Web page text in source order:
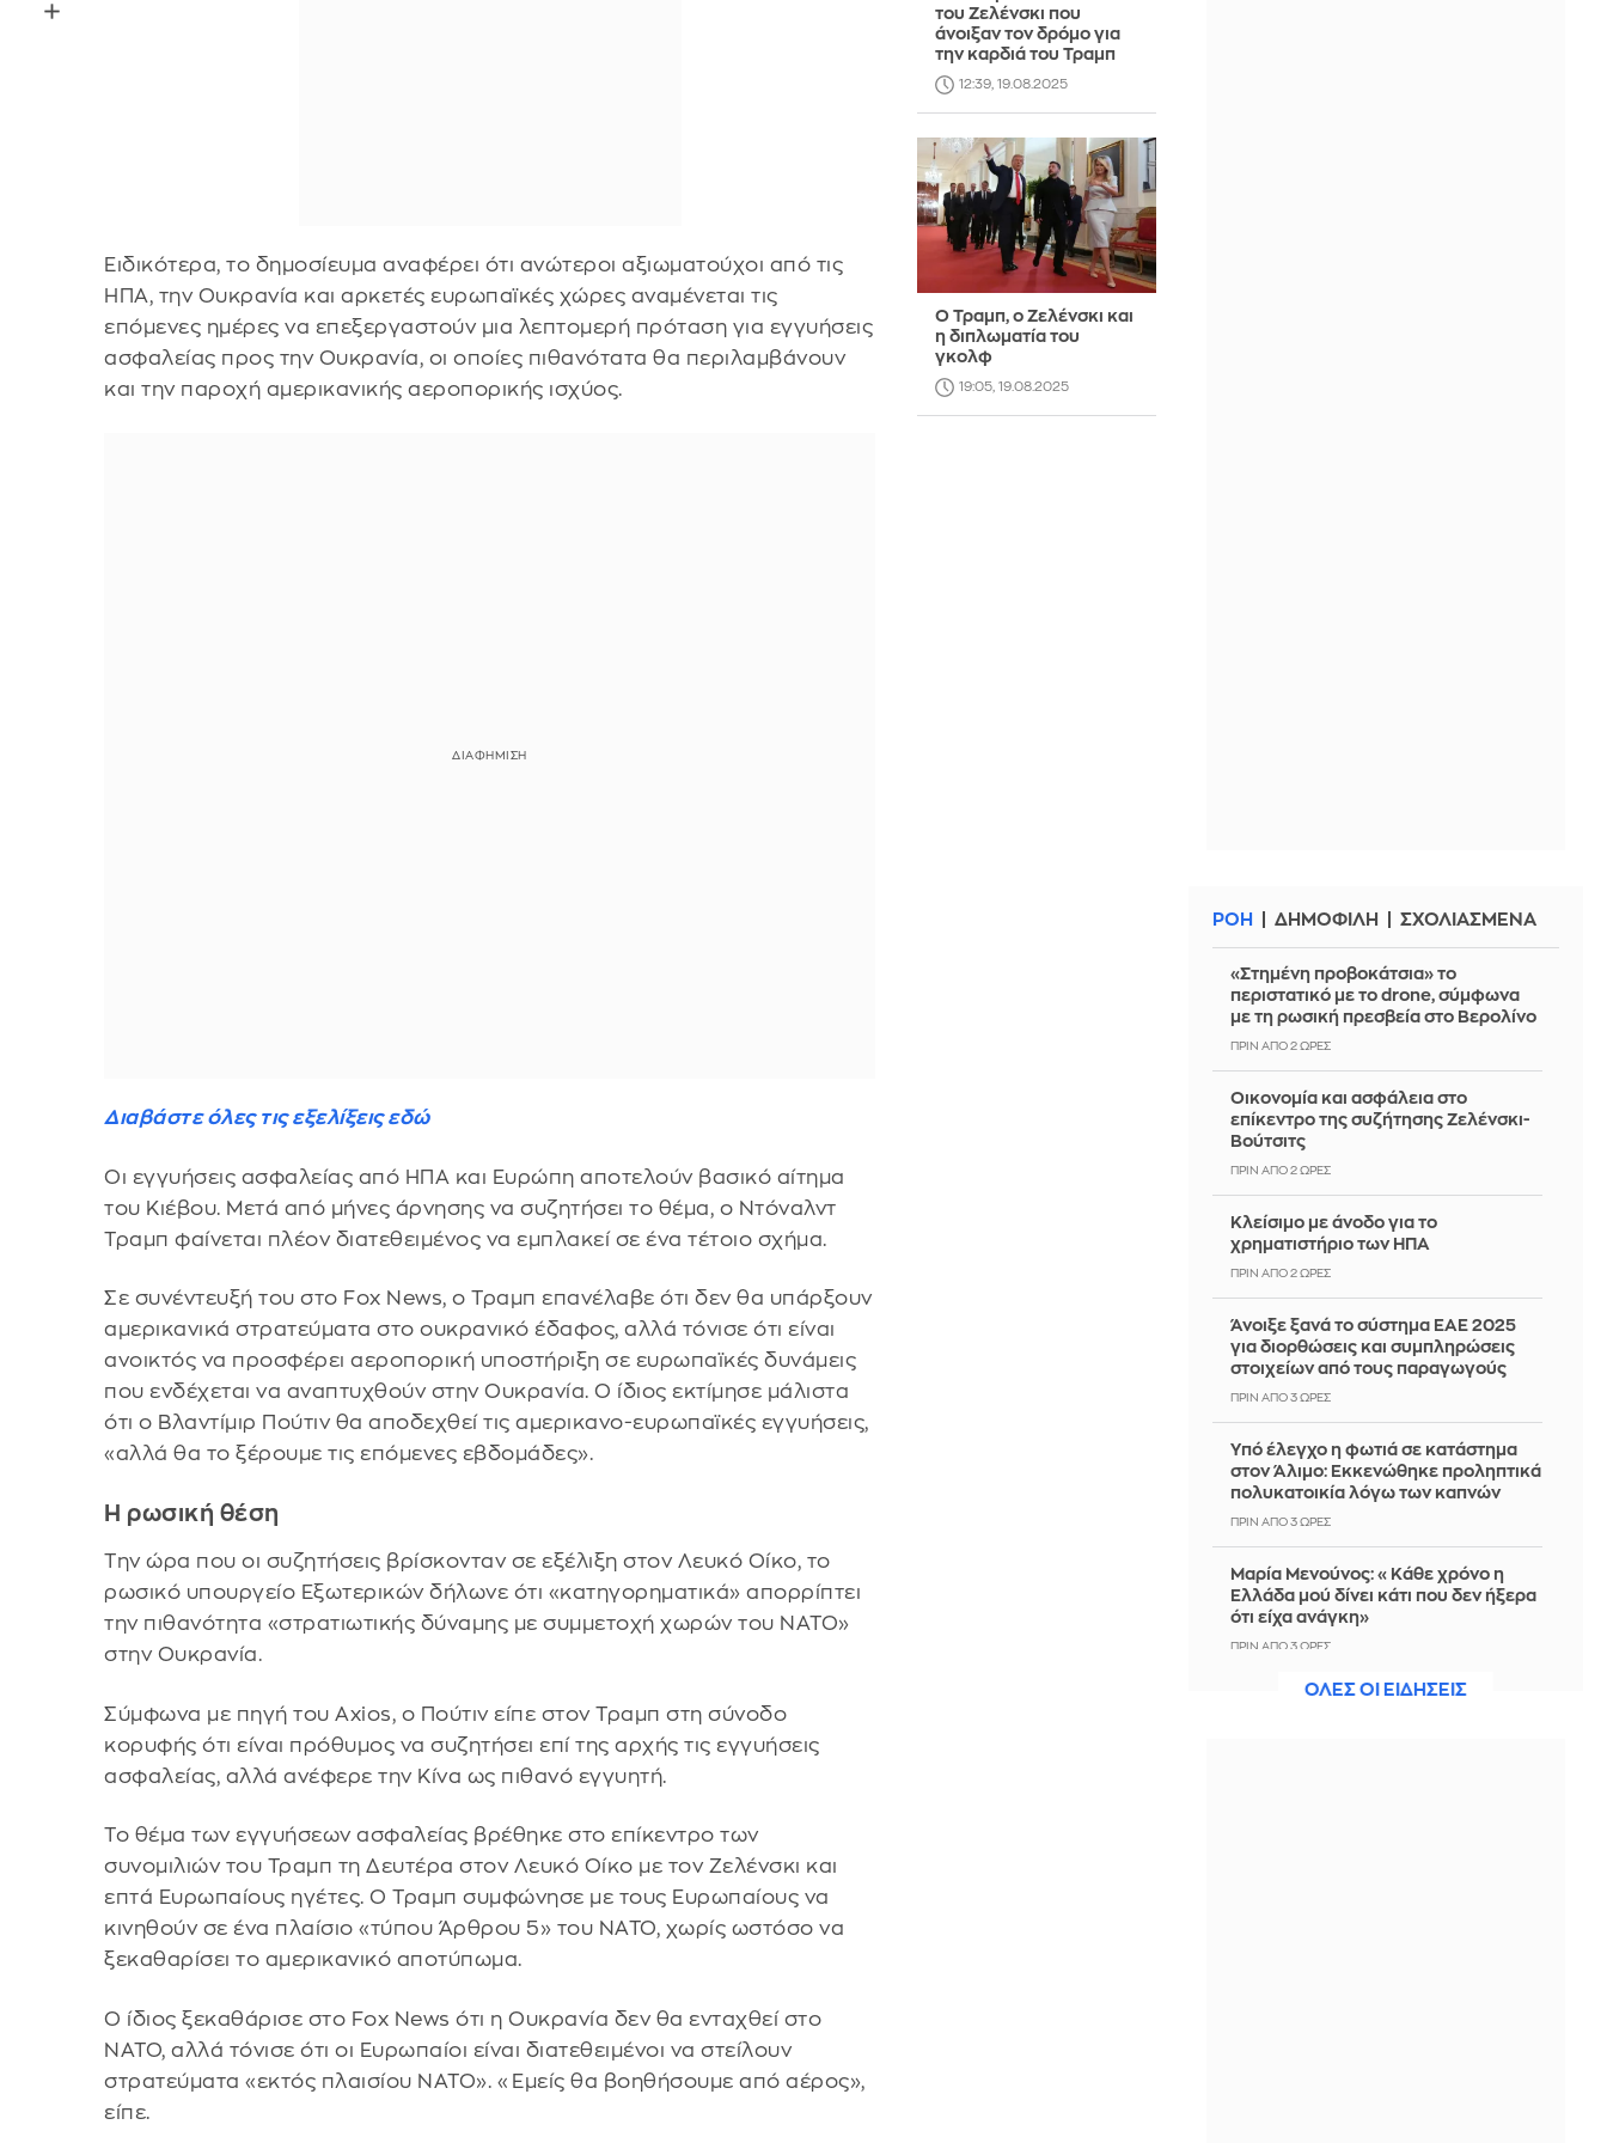
Ειδικότερα, το δημοσίευμα αναφέρει ότι ανώτεροι αξιωματούχοι από τις
ΗΠΑ, την Ουκρανία και αρκετές ευρωπαϊκές χώρες αναμένεται τις
επόμενες ημέρες να επεξεργαστούν μια λεπτομερή πρόταση για εγγυήσεις
ασφαλείας προς την Ουκρανία, οι οποίες πιθανότατα θα περιλαμβάνουν
και την παροχή αμερικανικής αεροπορικής ισχύος.
Διαβάστε όλες τις εξελίξεις εδώ
Οι εγγυήσεις ασφαλείας από ΗΠΑ και Ευρώπη αποτελούν βασικό αίτημα
του Κιέβου. Μετά από μήνες άρνησης να συζητήσει το θέμα, ο Ντόναλντ
Τραμπ φαίνεται πλέον διατεθειμένος να εμπλακεί σε ένα τέτοιο σχήμα.
Σε συνέντευξή του στο Fox News, ο Τραμπ επανέλαβε ότι δεν θα υπάρξουν
αμερικανικά στρατεύματα στο ουκρανικό έδαφος, αλλά τόνισε ότι είναι
ανοικτός να προσφέρει αεροπορική υποστήριξη σε ευρωπαϊκές δυνάμεις
που ενδέχεται να αναπτυχθούν στην Ουκρανία. Ο ίδιος εκτίμησε μάλιστα
ότι ο Βλαντίμιρ Πούτιν θα αποδεχθεί τις αμερικανο-ευρωπαϊκές εγγυήσεις,
«αλλά θα το ξέρουμε τις επόμενες εβδομάδες».
Η ρωσική θέση
Την ώρα που οι συζητήσεις βρίσκονταν σε εξέλιξη στον Λευκό Οίκο, το
ρωσικό υπουργείο Εξωτερικών δήλωνε ότι «κατηγορηματικά» απορρίπτει
την πιθανότητα «στρατιωτικής δύναμης με συμμετοχή χωρών του ΝΑΤΟ»
στην Ουκρανία.
Σύμφωνα με πηγή του Axios, ο Πούτιν είπε στον Τραμπ στη σύνοδο
κορυφής ότι είναι πρόθυμος να συζητήσει επί της αρχής τις εγγυήσεις
ασφαλείας, αλλά ανέφερε την Κίνα ως πιθανό εγγυητή.
Το θέμα των εγγυήσεων ασφαλείας βρέθηκε στο επίκεντρο των
συνομιλιών του Τραμπ τη Δευτέρα στον Λευκό Οίκο με τον Ζελένσκι και
επτά Ευρωπαίους ηγέτες. Ο Τραμπ συμφώνησε με τους Ευρωπαίους να
κινηθούν σε ένα πλαίσιο «τύπου Άρθρου 5» του ΝΑΤΟ, χωρίς ωστόσο να
ξεκαθαρίσει το αμερικανικό αποτύπωμα.
Ο ίδιος ξεκαθάρισε στο Fox News ότι η Ουκρανία δεν θα ενταχθεί στο
ΝΑΤΟ, αλλά τόνισε ότι οι Ευρωπαίοι είναι διατεθειμένοι να στείλουν
στρατεύματα «εκτός πλαισίου ΝΑΤΟ». «Εμείς θα βοηθήσουμε από αέρος»,
είπε.
του Ζελένσκι που
άνοιξαν τον δρόμο για
την καρδιά του Τραμπ
12:39, 19.08.2025
Ο Τραμπ, ο Ζελένσκι και
η διπλωματία του
γκολφ
19:05, 19.08.2025
ΡΟΗ ΔΗΜΟΦΙΛΗ ΣΧΟΛΙΑΣΜΕΝΑ
«Στημένη προβοκάτσια» το
περιστατικό με το drone, σύμφωνα
με τη ρωσική πρεσβεία στο Βερολίνο
ΠΡΙΝ ΑΠΌ 2 ΏΡΕΣ
Οικονομία και ασφάλεια στο
επίκεντρο της συζήτησης Ζελένσκι-
Βούτσιτς
ΠΡΙΝ ΑΠΌ 2 ΏΡΕΣ
Κλείσιμο με άνοδο για το
χρηματιστήριο των ΗΠΑ
ΠΡΙΝ ΑΠΌ 2 ΏΡΕΣ
Άνοιξε ξανά το σύστημα ΕΑΕ 2025
για διορθώσεις και συμπληρώσεις
στοιχείων από τους παραγωγούς
ΠΡΙΝ ΑΠΌ 3 ΏΡΕΣ
Yπό έλεγχο η φωτιά σε κατάστημα
στον Άλιμο: Εκκενώθηκε προληπτικά
πολυκατοικία λόγω των καπνών
ΠΡΙΝ ΑΠΌ 3 ΏΡΕΣ
Μαρία Μενούνος: «Κάθε χρόνο η
Ελλάδα μού δίνει κάτι που δεν ήξερα
ότι είχα ανάγκη»
ΠΡΙΝ ΑΠΌ 3 ΏΡΕΣ
Η ξηρασία απειλεί την
ΟΛΕΣ ΟΙ ΕΙΔΗΣΕΙΣ